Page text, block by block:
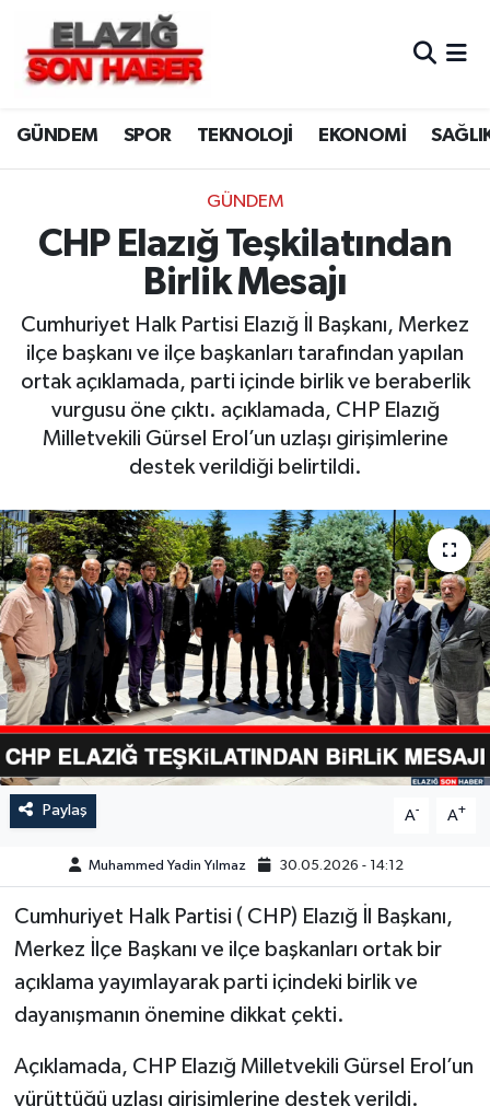
GÜNDEM SPOR TEKNOLOJİ EKONOMİ
GÜNDEM
CHP Elazığ Teşkilatından
Birlik Mesajı
Cumhuriyet Halk Partisi Elazığ İl Başkanı, Merkez
ilçe başkanı ve ilçe başkanları tarafından yapılan
ortak açıklamada, parti içinde birlik ve beraberlik
vurgusu öne çıktı. açıklamada, CHP Elazığ
Milletvekili Gürsel Erol’un uzlaşı girişimlerine
destek verildiği belirtildi.
Paylaş A- A+
Muhammed Yadin Yılmaz 30.05.2026 - 14:12
Cumhuriyet Halk Partisi ( CHP) Elazığ İl Başkanı,
Merkez İlçe Başkanı ve ilçe başkanları ortak bir
açıklama yayımlayarak parti içindeki birlik ve
dayanışmanın önemine dikkat çekti.
Açıklamada, CHP Elazığ Milletvekili Gürsel Erol’un
yürüttüğü uzlaşı girişimlerine destek verildi.
CANLI YAYIN
ASAYİŞ
BİLİM VE TEKNOLOJİ
DÜNYA
EKONOMİ
ELAZIĞ
GÜNDEM
HABERDE İNSAN
KÜLTÜR-SANAT
MAGAZİN
MEDYA
ÖZEL HABER
POLİTİKA
SAĞLIK
SİYASET
SPOR
TEKNOLOJİ
Merkez Hava Durumu
Merkez Trafik Yoğunluk Haritası
Süper Lig Puan Durumu ve Fikstür
Tüm Manşetler
Haber Arşivi